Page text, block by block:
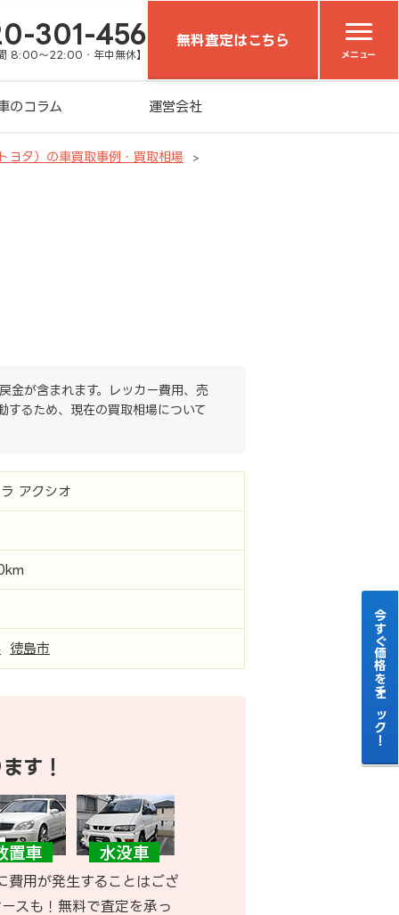
301-456
8:00～22:00・年中無休】
無料査定はこちら
メニュー
のコラム 運営会社
ヨタ）の車買取事例・買取相場
金が含まれます。レッカー費用、売
するため、現在の買取相場について
アクシオ
徳島市
す！
費用が発生することはござ
スも！無料で査定を承っ
今すぐ価格をチェック！